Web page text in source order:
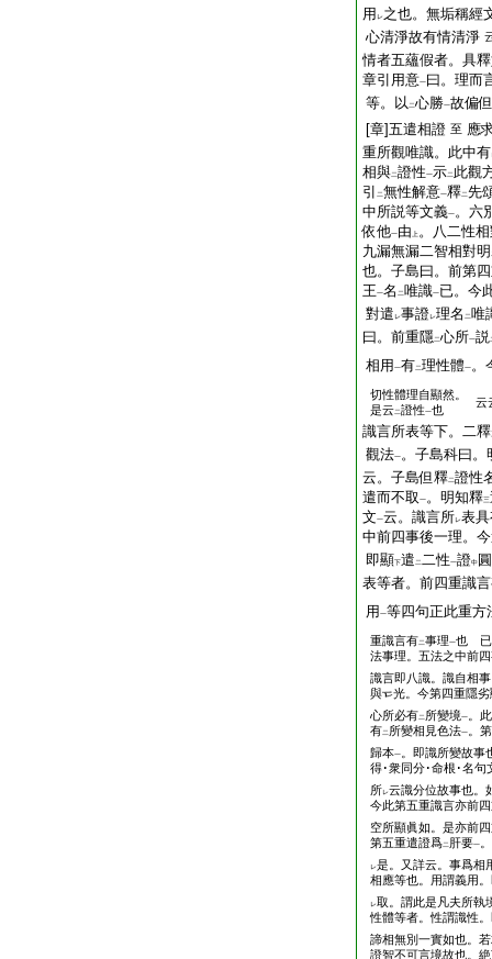
用 レ之也。無垢稱經
心清淨故有情清淨
情者五蘊假者。具
章引用意一曰。理而
等。以 二心勝一故偏
[章]五遣相證 至 應
重所觀唯識。此中有
相與二證性一示二 此觀
引
二無性解意一釋二先
中所説等文義一。六
依他一由 上 。八二性
九漏無漏二智相對明
也。子島曰。前第
王一名 二唯識一已。今
對遣 レ事證レ理名 二唯
曰。前重隱二心所一説
相用 一有二理性體一。
切性體理自顯然。
是云二證性一也
云
識言所表等下。二釋
觀法一。子島科曰。
云。子島但釋二證性
遣而不取一。明知釋三
文一云。識言所レ表
中前四事後一理。
即顯下遣 二二性一證中
表等者。前四重識
用 一等四句正此重方
重識言有二事理一也 已
法事理。五法之中前
識言即八識。識自相
與
光。今第四重隱
心所必有二 所變境一 。
有二 所變相見色法一 。
歸本一 。即識所變故事
得･衆同分･命根･名句
所レ云識分位故事也。
今此第五重識言亦前
空所顯眞如。是亦前
第五重遣證爲二 肝要一
レ是。又詳云。事爲相
相應等也。用謂義用
レ取。謂此是凡夫所執
性體等者。性謂識性
諦相無別一實如也。
證智不可言境故也。